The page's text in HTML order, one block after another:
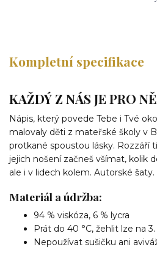
Kompletní specifikace
KAŽDÝ Z NÁS JE PRO
Nápis, který povede Tebe i Tvé
malovaly děti z mateřské školy v
protkané spoustou lásky. Rozzáří
jejich nošení začneš všímat, kolik
ale i v lidech kolem. Autorské šaty.
Materiál a údržba:
94 % viskóza, 6 % lycra
Prát do 40 °C, žehlit lze na
Nepoužívat sušičku ani